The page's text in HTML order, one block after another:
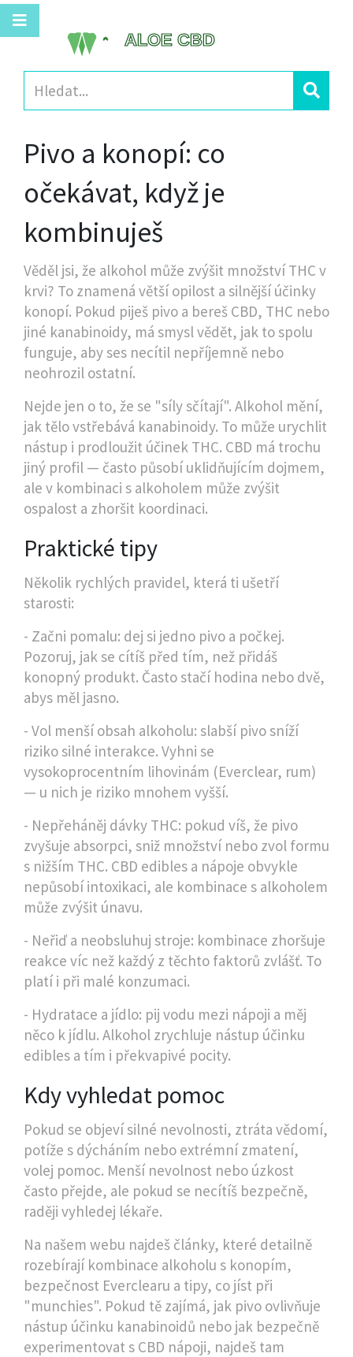
Pivo a konopí: co
očekávat, když je
kombinuješ
Věděl jsi, že alkohol může zvýšit množství THC v
krvi? To znamená větší opilost a silnější účinky
konopí. Pokud piješ pivo a bereš CBD, THC nebo
jiné kanabinoidy, má smysl vědět, jak to spolu
funguje, aby ses necítil nepříjemně nebo
neohrozil ostatní.
Nejde jen o to, že se "síly sčítají". Alkohol mění,
jak tělo vstřebává kanabinoidy. To může urychlit
nástup i prodloužit účinek THC. CBD má trochu
jiný profil — často působí uklidňujícím dojmem,
ale v kombinaci s alkoholem může zvýšit
ospalost a zhoršit koordinaci.
Praktické tipy
Několik rychlých pravidel, která ti ušetří
starosti:
- Začni pomalu: dej si jedno pivo a počkej.
Pozoruj, jak se cítíš před tím, než přidáš
konopný produkt. Často stačí hodina nebo dvě,
abys měl jasno.
- Vol menší obsah alkoholu: slabší pivo sníží
riziko silné interakce. Vyhni se
vysokoprocentním lihovinám (Everclear, rum)
— u nich je riziko mnohem vyšší.
- Nepřeháněj dávky THC: pokud víš, že pivo
zvyšuje absorpci, sniž množství nebo zvol formu
s nižším THC. CBD edibles a nápoje obvykle
nepůsobí intoxikaci, ale kombinace s alkoholem
může zvýšit únavu.
- Neřiď a neobsluhuj stroje: kombinace zhoršuje
reakce víc než každý z těchto faktorů zvlášť. To
platí i při malé konzumaci.
- Hydratace a jídlo: pij vodu mezi nápoji a měj
něco k jídlu. Alkohol zrychluje nástup účinku
edibles a tím i překvapivé pocity.
Kdy vyhledat pomoc
Pokud se objeví silné nevolnosti, ztráta vědomí,
potíže s dýcháním nebo extrémní zmatení,
volej pomoc. Menší nevolnost nebo úzkost
často přejde, ale pokud se necítíš bezpečně,
raději vyhledej lékaře.
Na našem webu najdeš články, které detailně
rozebírají kombinace alkoholu s konopím,
bezpečnost Everclearu a tipy, co jíst při
"munchies". Pokud tě zajímá, jak pivo ovlivňuje
nástup účinku kanabinoidů nebo jak bezpečně
experimentovat s CBD nápoji, najdeš tam